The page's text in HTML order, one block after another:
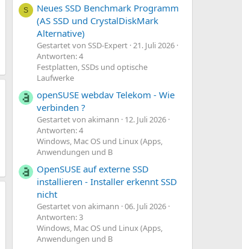
S
Neues SSD Benchmark Programm
(AS SSD und CrystalDiskMark
Alternative)
Gestartet von SSD-Expert 21. Juli 2026
Antworten: 4
Festplatten, SSDs und optische
Laufwerke
openSUSE webdav Telekom - Wie
verbinden ?
Gestartet von akimann
12. Juli 2026
Antworten: 4
Windows, Mac OS und Linux (Apps,
Anwendungen und B
OpenSUSE auf externe SSD
installieren - Installer erkennt SSD
nicht
Gestartet von akimann 06. Juli 2026
Antworten: 3
Windows, Mac OS und Linux (Apps,
Anwendungen und B